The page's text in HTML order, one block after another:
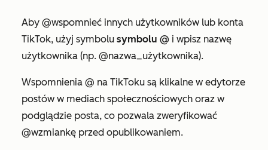
Aby @wspomnieć innych użytkowników lub konta
TikTok, użyj symbolu symbolu @ i wpisz nazwę
użytkownika (np. @nazwa_użytkownika).
Wspomnienia @ na TikToku są klikalne w edytorze
postów w mediach społecznościowych oraz w
podglądzie posta, co pozwala zweryfikować
@wzmiankę przed opublikowaniem.